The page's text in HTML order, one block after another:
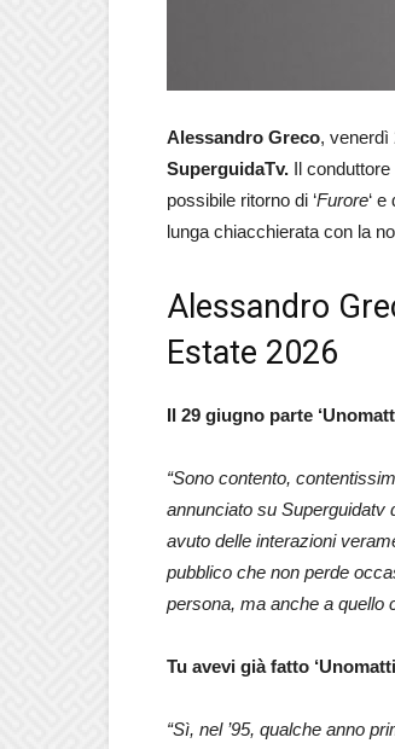
Alessandro Greco, venerdì
SuperguidaTv. Il
possibile ritorno di ‘Furore‘
lunga chiacchierata con la
Alessandro
Estate 2026
Il 29 giugno parte
“Sono contento,
annunciato su Superguidatv
avuto delle interazioni
pubblico che non perde
persona, ma anche a quello
Tu avevi già fatto
“Sì, nel ’95, qualche anno